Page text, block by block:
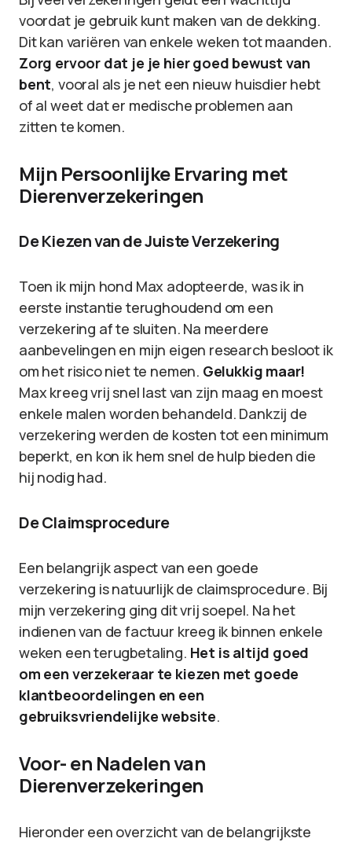
voordat je gebruik kunt maken van de dekking.
Dit kan variëren van enkele weken tot maanden.
Zorg ervoor dat je je hier goed bewust van
bent, vooral als je net een nieuw huisdier hebt
of al weet dat er medische problemen aan
zitten te komen.
Mijn Persoonlijke Ervaring met
Dierenverzekeringen
De Kiezen van de Juiste Verzekering
Toen ik mijn hond Max adopteerde, was ik in
eerste instantie terughoudend om een
verzekering af te sluiten. Na meerdere
aanbevelingen en mijn eigen research besloot ik
om het risico niet te nemen. Gelukkig maar!
Max kreeg vrij snel last van zijn maag en moest
enkele malen worden behandeld. Dankzij de
verzekering werden de kosten tot een minimum
beperkt, en kon ik hem snel de hulp bieden die
hij nodig had.
De Claimsprocedure
Een belangrijk aspect van een goede
verzekering is natuurlijk de claimsprocedure. Bij
mijn verzekering ging dit vrij soepel. Na het
indienen van de factuur kreeg ik binnen enkele
weken een terugbetaling. Het is altijd goed
om een verzekeraar te kiezen met goede
klantbeoordelingen en een
gebruiksvriendelijke website.
Voor- en Nadelen van
Dierenverzekeringen
Hieronder een overzicht van de belangrijkste